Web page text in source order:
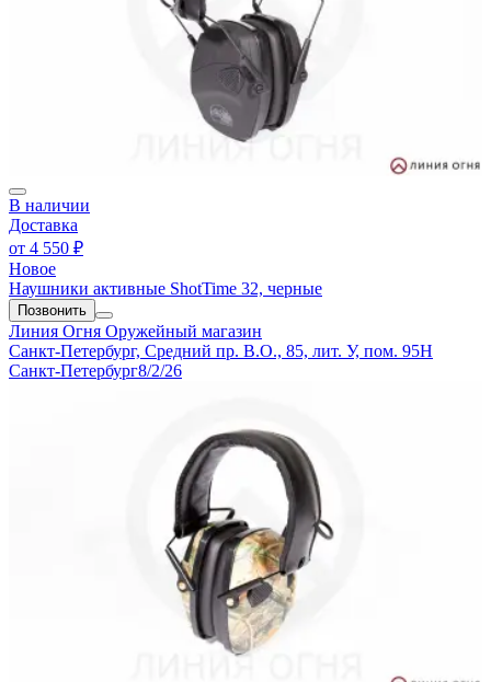
В наличии
Доставка
от 4 550 ₽
Новое
Наушники активные ShotTime 32, черные
Позвонить
Линия Огня Оружейный магазин
Санкт-Петербург, Средний пр. В.О., 85, лит. У, пом. 95Н
Санкт-Петербург8/2/26